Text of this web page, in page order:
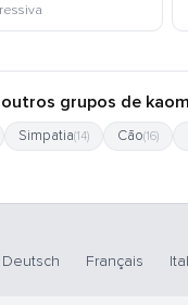
grupos de
Simpatia(14) Cão(16)
Deutsch Français